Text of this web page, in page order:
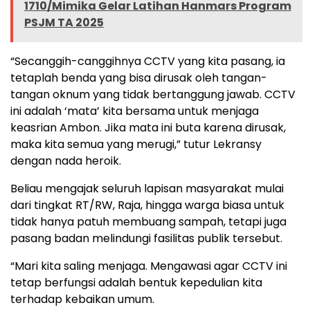
1710/Mimika Gelar Latihan Hanmars Program
PSJM TA 2025
“Secanggih-canggihnya CCTV yang kita pasang, ia
tetaplah benda yang bisa dirusak oleh tangan-
tangan oknum yang tidak bertanggung jawab. CCTV
ini adalah ‘mata’ kita bersama untuk menjaga
keasrian Ambon. Jika mata ini buta karena dirusak,
maka kita semua yang merugi,” tutur Lekransy
dengan nada heroik.
Beliau mengajak seluruh lapisan masyarakat mulai
dari tingkat RT/RW, Raja, hingga warga biasa untuk
tidak hanya patuh membuang sampah, tetapi juga
pasang badan melindungi fasilitas publik tersebut.
“Mari kita saling menjaga. Mengawasi agar CCTV ini
tetap berfungsi adalah bentuk kepedulian kita
terhadap kebaikan umum.